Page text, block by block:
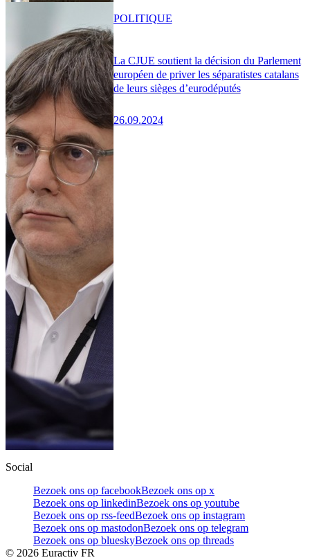
La CJUE soutient la décision du Parlement
européen de priver les séparatistes catalans
de leurs sièges d’eurodéputés
26.09.2024
POLITIQUE
Social
Bezoek ons op facebookBezoek ons op x
Bezoek ons op linkedinBezoek ons op youtube
Bezoek ons op rss-feedBezoek ons op instagram
Bezoek ons op mastodonBezoek ons op telegram
Bezoek ons op blueskyBezoek ons op threads
© 2026 Euractiv FR